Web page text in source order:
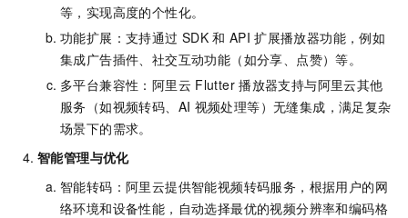
等，实现高度的个性化。
功能扩展：支持通过 SDK 和 API 扩展播放器功能，例如
集成广告插件、社交互动功能（如分享、点赞）等。
多平台兼容性：阿里云 Flutter 播放器支持与阿里云其他
服务（如视频转码、AI 视频处理等）无缝集成，满足复杂
场景下的需求。
智能管理与优化
智能转码：阿里云提供智能视频转码服务，根据用户的网
络环境和设备性能，自动选择最优的视频分辨率和编码格